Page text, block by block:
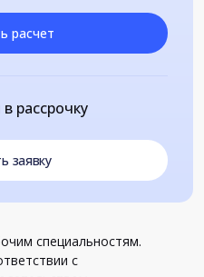
расчет
рассрочку
заявку
специальностям.
с